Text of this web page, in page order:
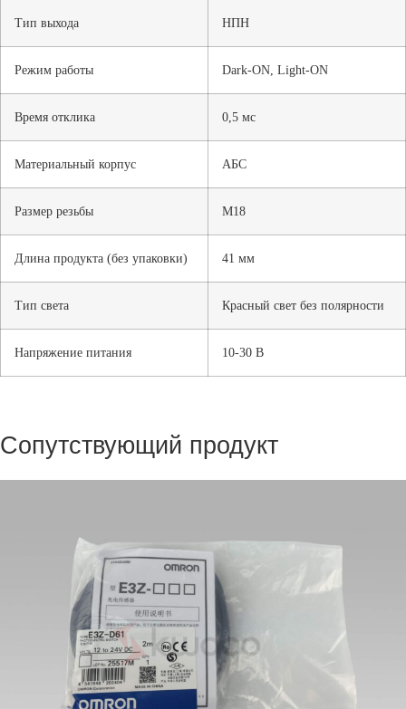
Тип выхода НПН
Режим работы Dark-ON, Light-ON
Время отклика 0,5 мс
Материальный корпус АБС
Размер резьбы М18
Длина продукта (без упаковки) 41 мм
Тип света Красный свет без полярности
Напряжение питания 10-30 В
Сопутствующий продукт